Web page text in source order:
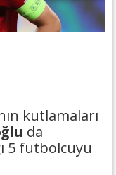
kutlamaları
da
5 futbolcuyu